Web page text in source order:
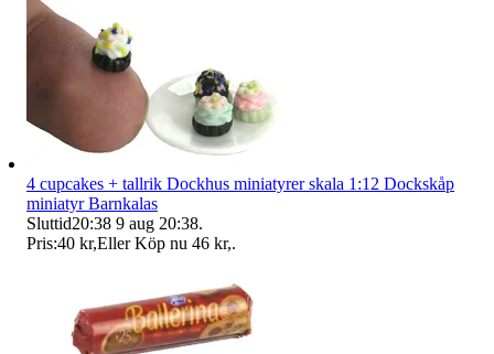
4 cupcakes + tallrik Dockhus miniatyrer skala 1:12 Dockskåp
miniatyr Barnkalas
Sluttid20:38 9 aug 20:38.
Pris:40 kr,Eller Köp nu 46 kr,.